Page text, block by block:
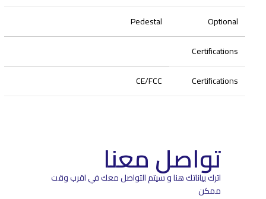
Optional
Pedestal
Certifications
Certifications
CE/FCC
تواصل معنا
اترك بياناتك هنا و سيتم التواصل معك في اقرب وقت
ممكن